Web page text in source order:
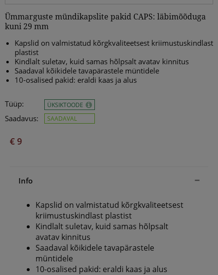
Ümmarguste mündikapslite pakid CAPS: läbimõõduga
kuni 29 mm
Kapslid on valmistatud kõrgkvaliteetsest kriimustuskindlast
plastist
Kindlalt suletav, kuid samas hõlpsalt avatav kinnitus
Saadaval kõikidele tavapärastele müntidele
10-osalised pakid: eraldi kaas ja alus
Tüüp:
Saadavus:
ÜKSIKTOODE
SAADAVAL
€ 9
Info
Kapslid on valmistatud kõrgkvaliteetsest
kriimustuskindlast plastist
Kindlalt suletav, kuid samas hõlpsalt
avatav kinnitus
Saadaval kõikidele tavapärastele
müntidele
10-osalised pakid: eraldi kaas ja alus